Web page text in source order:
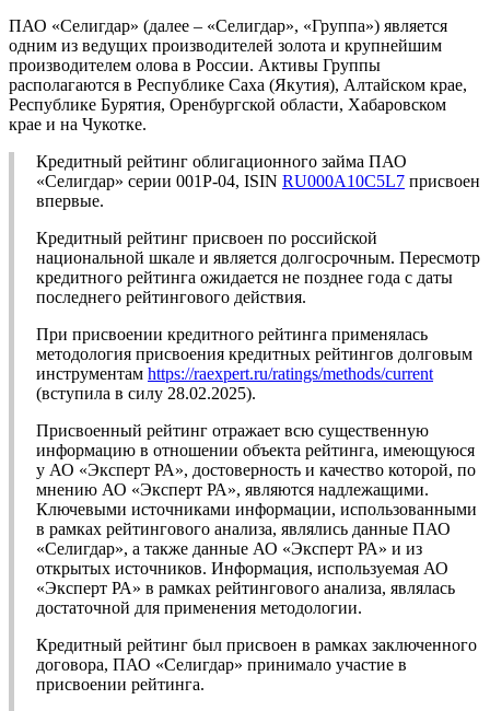
ПАО «Селигдар» (далее – «Селигдар», «Группа») является
одним из ведущих производителей золота и крупнейшим
производителем олова в России. Активы Группы
располагаются в Республике Саха (Якутия), Алтайском крае,
Республике Бурятия, Оренбургской области, Хабаровском
крае и на Чукотке.
Кредитный рейтинг облигационного займа ПАО
«Селигдар» серии 001Р-04, ISIN RU000A10C5L7 присвоен
впервые.
Кредитный рейтинг присвоен по российской
национальной шкале и является долгосрочным. Пересмотр
кредитного рейтинга ожидается не позднее года с даты
последнего рейтингового действия.
При присвоении кредитного рейтинга применялась
методология присвоения кредитных рейтингов долговым
инструментам https://raexpert.ru/ratings/methods/current
(вступила в силу 28.02.2025).
Присвоенный рейтинг отражает всю существенную
информацию в отношении объекта рейтинга, имеющуюся
у АО «Эксперт РА», достоверность и качество которой, по
мнению АО «Эксперт РА», являются надлежащими.
Ключевыми источниками информации, использованными
в рамках рейтингового анализа, являлись данные ПАО
«Селигдар», а также данные АО «Эксперт РА» и из
открытых источников. Информация, используемая АО
«Эксперт РА» в рамках рейтингового анализа, являлась
достаточной для применения методологии.
Кредитный рейтинг был присвоен в рамках заключенного
договора, ПАО «Селигдар» принимало участие в
присвоении рейтинга.